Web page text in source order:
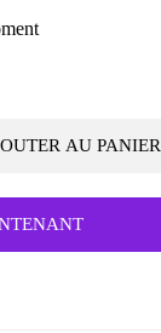
AU PANIER